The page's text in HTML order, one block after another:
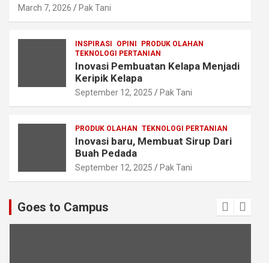
March 7, 2026 Pak Tani
INSPIRASI OPINI
PRODUK OLAHAN
TEKNOLOGI PERTANIAN
Inovasi Pembuatan Kelapa Menjadi
Keripik Kelapa
September 12, 2025 Pak Tani
PRODUK OLAHAN TEKNOLOGI PERTANIAN
Inovasi baru, Membuat Sirup Dari
Buah Pedada
September 12, 2025 Pak Tani
Goes to Campus